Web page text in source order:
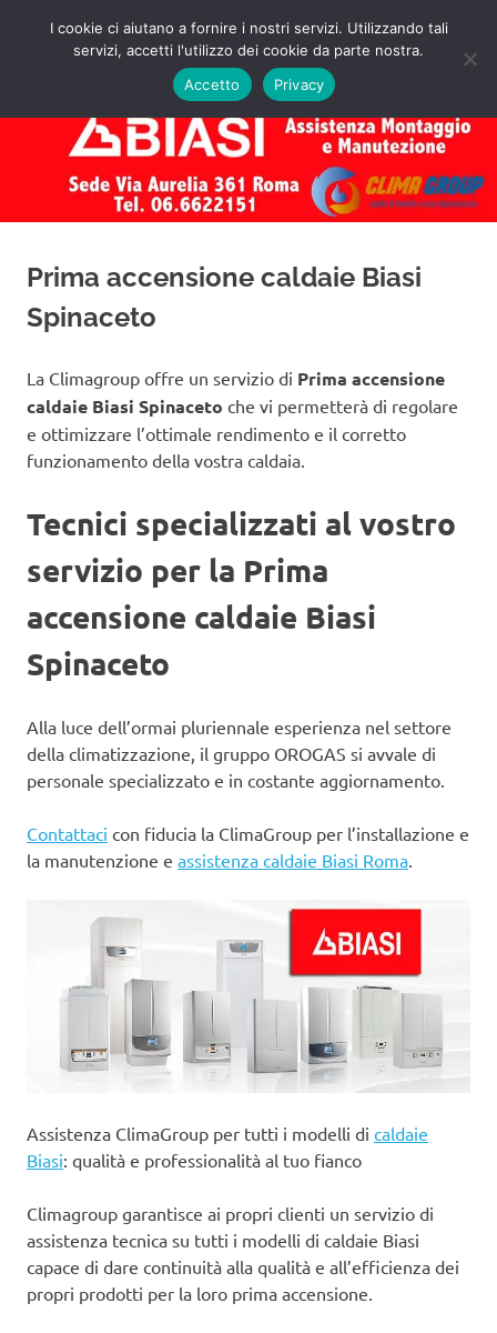
Assistenza
Caldaie
Biasi
Roma
Preventivo!
MENU
Prima accensione caldaie Biasi
Spinaceto
La Climagroup offre un servizio di Prima accensione
caldaie Biasi Spinaceto che vi permetterà di regolare
e ottimizzare l’ottimale rendimento e il corretto
funzionamento della vostra caldaia.
Tecnici specializzati al vostro
servizio per la Prima
accensione caldaie Biasi
Spinaceto
Alla luce dell’ormai pluriennale esperienza nel settore
della climatizzazione, il gruppo OROGAS si avvale di
personale specializzato e in costante aggiornamento.
Contattaci con fiducia la ClimaGroup per l’installazione e
la manutenzione e assistenza caldaie Biasi Roma.
Assistenza ClimaGroup per tutti i modelli di caldaie
Biasi: qualità e professionalità al tuo fianco
Climagroup garantisce ai propri clienti un servizio di
assistenza tecnica su tutti i modelli di caldaie Biasi
capace di dare continuità alla qualità e all’efficienza dei
propri prodotti per la loro prima accensione.
I cookie ci aiutano a fornire i nostri servizi. Utilizzando tali
servizi, accetti l'utilizzo dei cookie da parte nostra.
Accetto
Privacy